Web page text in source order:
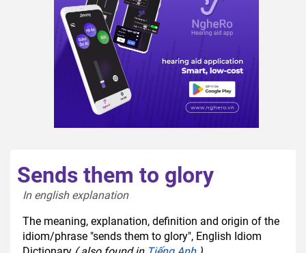
Sends them to glory
In english explanation
The meaning, explanation, definition and origin of the
idiom/phrase "sends them to glory", English Idiom